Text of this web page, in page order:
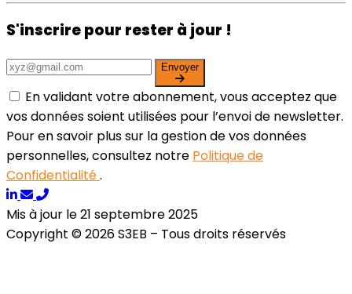
S'inscrire pour rester à jour !
Envoyer
En validant votre abonnement, vous acceptez que
vos données soient utilisées pour l’envoi de newsletter.
Pour en savoir plus sur la gestion de vos données
personnelles, consultez notre Politique de
Confidentialité.
Mis à jour le 21 septembre 2025
Copyright © 2026 S3EB – Tous droits réservés